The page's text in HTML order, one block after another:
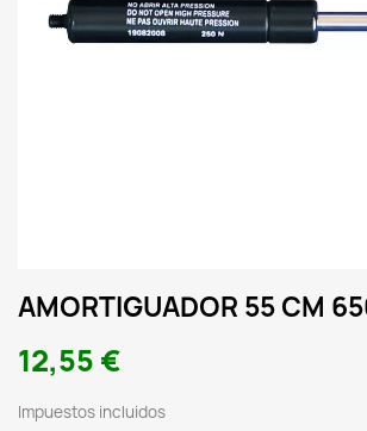
AMORTIGUADOR 55 CM
12,55 €
Impuestos incluidos